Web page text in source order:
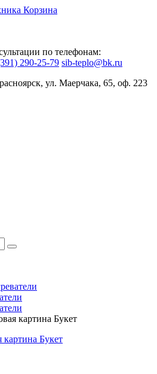
Корзина
по телефонам:
290-25-79 sib-teplo@bk.ru
ул. Маерчака, 65, оф. 223
картина Букет